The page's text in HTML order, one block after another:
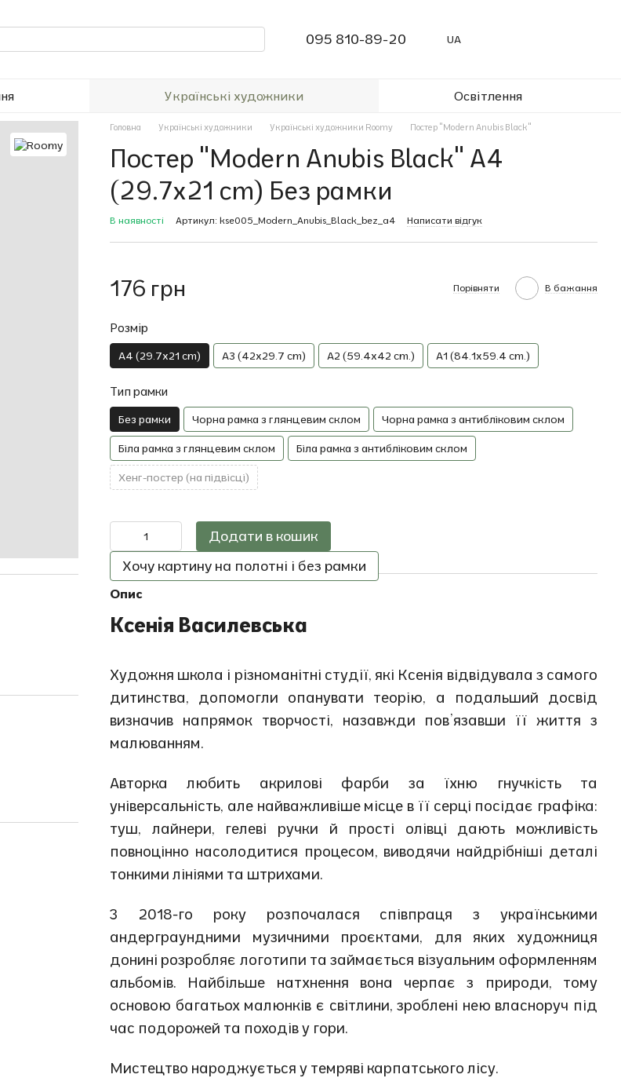
095 810-89-20 UA
Українські художники Освітлення
Головна Українські художники Українські художники Roomy Постер "Modern Anubis Black"
Постер "Modern Anubis Black" A4
(29.7x21 cm) Без рамки
В наявності Артикул: kse005_Modern_Anubis_Black_bez_a4 Написати відгук
176 грн Порівняти В бажання
Розмір
A4 (29.7x21 cm) A3 (42x29.7 cm) A2 (59.4x42 cm.) A1 (84.1x59.4 cm.)
Тип рамки
Без рамки Чорна рамка з глянцевим склом Чорна рамка з антибліковим склом
Біла рамка з глянцевим склом Біла рамка з антибліковим склом
Хенг-постер (на підвісці)
Додати в кошик
Хочу картину на полотні і без рамки
Опис
Ксенія Василевська
Художня школа і різноманітні студії, які Ксенія відвідувала з самого
дитинства, допомогли опанувати теорію, а подальший досвід
визначив напрямок творчості, назавжди пов’язавши її життя з
малюванням.
Авторка любить акрилові фарби за їхню гнучкість та
універсальність, але найважливіше місце в її серці посідає графіка:
туш, лайнери, гелеві ручки й прості олівці дають можливість
повноцінно насолодитися процесом, виводячи найдрібніші деталі
тонкими лініями та штрихами.
З 2018-го року розпочалася співпраця з українськими
андерграундними музичними проєктами, для яких художниця
донині розробляє логотипи та займається візуальним оформленням
альбомів. Найбільше натхнення вона черпає з природи, тому
основою багатьох малюнків є світлини, зроблені нею власноруч під
час подорожей та походів у гори.
Мистецтво народжується у темряві карпатського лісу.